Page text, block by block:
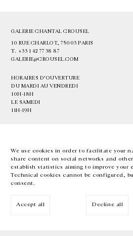
We use cookies in order to facilitate your
share content on social networks and
establish statistics aiming to improve your
Technical cookies cannot be configured,
consent.
Accept all Decline all
GALERIE CHANTAL CROUSEL
10 RUE CHARLOT, 75003 PARIS
T. +33 1 42 77 38 87
GALERIE@CROUSEL.COM
HORAIRES D'OUVERTURE
DU MARDI AU VENDREDI
10H-18H
LE SAMEDI
11H-19H
EN FR 中文 Facebook Instagram
Inscrivez-vous à notre newsletter